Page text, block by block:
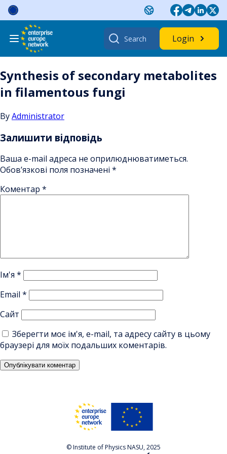
Skip
content
Search
for:
Login
Synthesis of secondary metabolites
in filamentous fungi
ByAdministrator
Залишити відповідь
Ваша e-mail адреса не оприлюднюватиметься.
Обов’язкові поля позначені *
Коментар *
Ім'я *
Email *
Сайт
Зберегти моє ім'я, e-mail, та адресу сайту в цьому
браузері для моїх подальших коментарів.
© Institute of Physics NASU, 2025